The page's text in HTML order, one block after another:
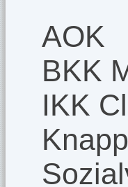
AOK
BKK
IKK